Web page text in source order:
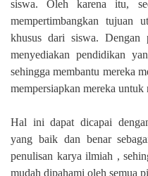
siswa. Oleh karena itu,
mempertimbangkan tujuan
khusus dari siswa. Dengan
menyediakan pendidikan
sehingga membantu mereka
mempersiapkan mereka untuk
Hal ini dapat dicapai
yang baik dan benar
penulisan karya ilmiah ,
mudah dipahami oleh semua